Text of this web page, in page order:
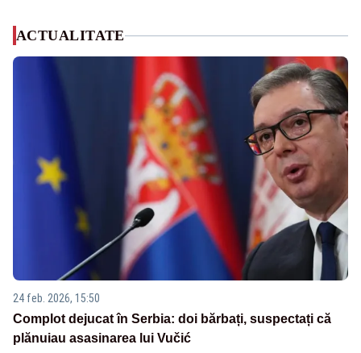
ACTUALITATE
24 feb. 2026, 15:50
Complot dejucat în Serbia: doi bărbați, suspectați că
plănuiau asasinarea lui Vučić